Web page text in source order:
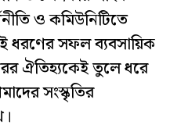
ও কমিউনিটিতে
ধরণের সফল ব্যবসায়িক
ঐতিহ্যকেই তুলে ধরে
সংস্কৃতির